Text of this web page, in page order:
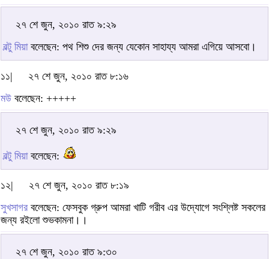
২৭ শে জুন, ২০১০ রাত ৯:২৯
বল্টু মিয়াবলেছেন: পথ শিশু দের জন্য যেকোন সাহায্য আমরা এগিয়ে আসবো।
১১|
২৭ শে জুন, ২০১০ রাত ৮:১৬
মউ বলেছেন: +++++
২৭ শে জুন, ২০১০ রাত ৯:২৯
বল্টু মিয়াবলেছেন:
১২|
২৭ শে জুন, ২০১০ রাত ৮:১৯
সুখসাগর বলেছেন: ফেসবুক গ্রুপ আমরা খাটি গরীব এর উদ্যোগে সংশ্লিষ্ট সকলের
জন্য রইলো শুভকামনা।।
২৭ শে জুন, ২০১০ রাত ৯:৩০